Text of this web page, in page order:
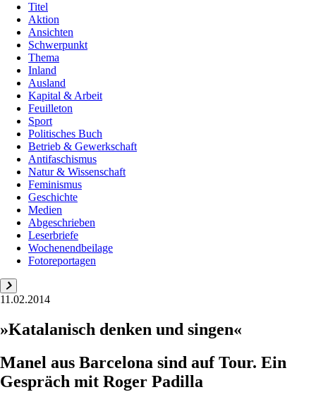
Titel
Aktion
Ansichten
Schwerpunkt
Thema
Inland
Ausland
Kapital & Arbeit
Feuilleton
Sport
Politisches Buch
Betrieb & Gewerkschaft
Antifaschismus
Natur & Wissenschaft
Feminismus
Geschichte
Medien
Abgeschrieben
Leserbriefe
Wochenendbeilage
Fotoreportagen
11.02.2014
»Katalanisch denken und singen«
Manel aus Barcelona sind auf Tour. Ein
Gespräch mit Roger Padilla